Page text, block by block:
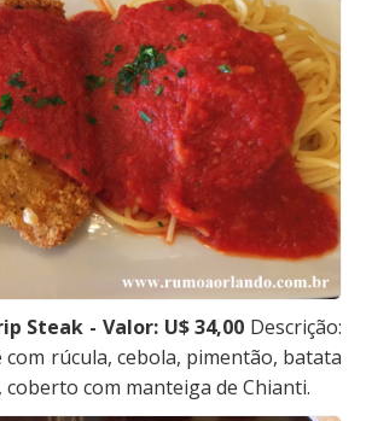
Steak - Valor: U$ 34,00 Descrição:
rúcula, cebola, pimentão, batata
com manteiga de Chianti.